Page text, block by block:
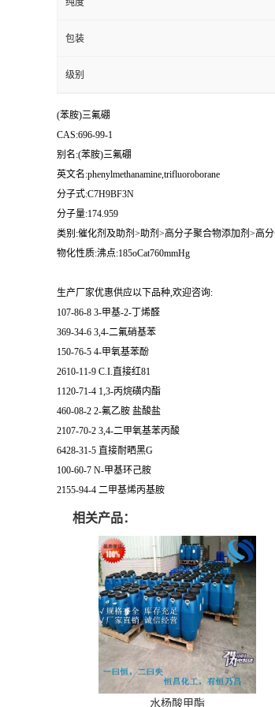
纯度
包装
级别
(苯胺)三氟硼
CAS:696-99-1
别名:(苯胺)三氟硼
英文名:phenylmethanamine,trifluoroborane
分子式:C7H9BF3N
分子量:174.959
类别:催化剂及助剂>助剂>高分子聚合物添加剂>高
物化性质:沸点:185oCat760mmHg
生产厂家优惠供应以下品种,欢迎咨询:
107-86-8 3-甲基-2-丁烯醛
369-34-6 3,4-二氟硝基苯
150-76-5 4-甲氧基苯酚
2610-11-9 C.I.直接红81
1120-71-4 1,3-丙烷磺内酯
460-08-2 2-氟乙胺 盐酸盐
2107-70-2 3,4-二甲氧基苯丙酸
6428-31-5 直接耐晒黑G
100-60-7 N-甲基环己胺
2155-94-4 二甲基烯丙基胺
相关产品：
水杨酸甲酯